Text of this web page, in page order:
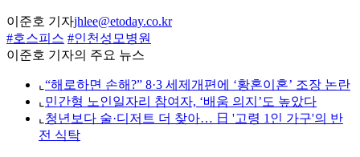
이준호 기자jhlee@etoday.co.kr
#호스피스 #인천성모병원
이준호 기자의 주요 뉴스
⌞ “해로하면 손해?” 8·3 세제개편에 ‘황혼이혼’ 조장 논란
⌞ 민간형 노인일자리 참여자, ‘배움 의지’도 높았다
⌞ 청년보다 술·디저트 더 찾아… 日 '고령 1인 가구'의 반
전 식탁